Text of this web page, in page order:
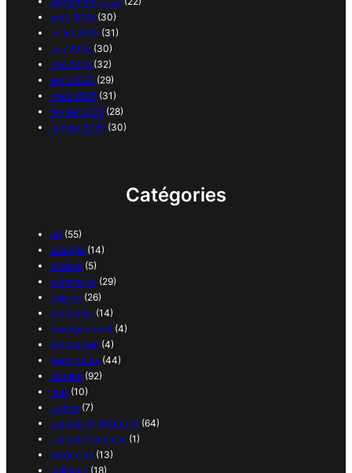
août 2025 (30)
juillet 2025 (31)
juin 2025 (30)
mai 2025 (32)
avril 2025 (29)
mars 2025 (31)
février 2025 (28)
janvier 2025 (30)
Catégories
art (55)
biologie (14)
cinéma (5)
commerce (29)
cuisine (26)
économie (14)
enseignement (4)
étymologie (4)
géographie (44)
histoire (92)
jeux (10)
justice (7)
Langue et littérature (64)
Langue française (1)
médecine (13)
politique (18)